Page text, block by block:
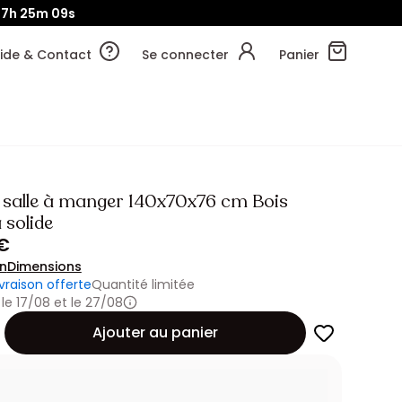
25m 07s
& Contact Se connecter Panier
salle à manger 140x70x76 cm Bois
Dimensions
offerteQuantité limitée
17/08 et le 27/08
Ajouter au panier